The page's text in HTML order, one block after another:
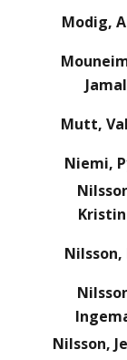
Modig,
Jamal
Mutt,
Niemi,
Nilsson,
Nilsson,